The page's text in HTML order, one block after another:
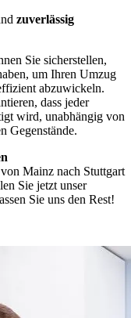
zuverlässig
Sie sicherstellen,
um Ihren Umzug
abzuwickeln.
dass jeder
wird, unabhängig von
Gegenstände.
Mainz nach Stuttgart
Sie jetzt unser
Sie uns den Rest!